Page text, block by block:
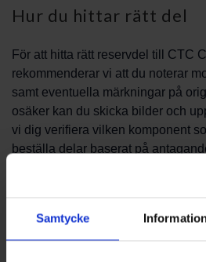
Samtycke
Hur du hittar rätt del
För att hitta rätt reservdel till CTC
rekommenderar vi att du noterar
samt eventuella märkningar på
osäker kan du skicka bilder och
vi dig verifiera vilken komponent
beställa delar baserat på
Beställningsprocessen varierar